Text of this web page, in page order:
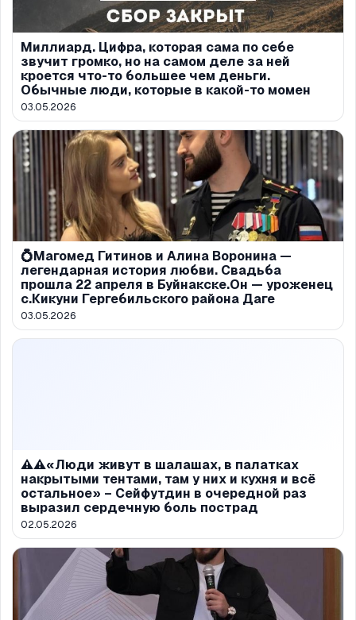
Миллиард. Цифра, которая сама по себе
звучит громко, но на самом деле за ней
кроется что-то большее чем деньги.
Обычные люди, которые в какой-то момен
03.05.2026
💍Магомед Гитинов и Алина Воронина —
легендарная история любви. Свадьба
прошла 22 апреля в Буйнакске.Он — уроженец
с.Кикуни Гергебильского района Даге
03.05.2026
⚠️⚠️«Люди живут в шалашах, в палатках
накрытыми тентами, там у них и кухня и всё
остальное» – Сейфутдин в очередной раз
выразил сердечную боль пострад
02.05.2026